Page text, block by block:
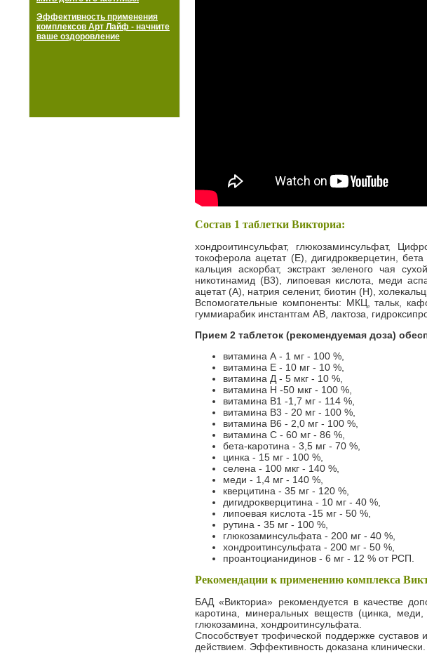
Состав 1 таблетки Викториа:
хондроитинсульфат, глюкозаминсульфат,
токоферола ацетат (Е), дигидрокверцетин,
кальция аскорбат, экстракт зеленого чая
никотинамид (В3), липоевая кислота, меди
ацетат (А), натрия селенит, биотин (Н),
Вспомогательные компоненты: МКЦ, тальк,
гуммиарабик инстантгам АВ, лактоза,
Прием 2 таблеток (рекомендуемая доза)
витамина А - 1 мг - 100 %,
витамина Е - 10 мг - 10 %,
витамина Д - 5 мкг - 10 %,
витамина Н -50 мкг - 100 %,
витамина В1 -1,7 мг - 114 %,
витамина В3 - 20 мг - 100 %,
витамина В6 - 2,0 мг - 100 %,
витамина С - 60 мг - 86 %,
бета-каротина - 3,5 мг - 70 %,
цинка - 15 мг - 100 %,
селена - 100 мкг - 140 %,
меди - 1,4 мг - 140 %,
кверцитина - 35 мг - 120 %,
дигидрокверцитина - 10 мг - 40 %,
липоевая кислота -15 мг - 50 %,
рутина - 35 мг - 100 %,
глюкозаминсульфата - 200 мг - 40 %,
хондроитинсульфата - 200 мг - 50 %,
проантоцианидинов - 6 мг - 12 % от РСП.
Рекомендации к применению комплекса
БАД «Викториа» рекомендуется в качестве
каротина, минеральных веществ (цинка, меди,
глюкозамина, хондроитинсульфата.
Способствует трофической поддержке
действием. Эффективность доказана клинически.
Эффективность применения
комплексов Арт Лайф - начните
ваше оздоровление